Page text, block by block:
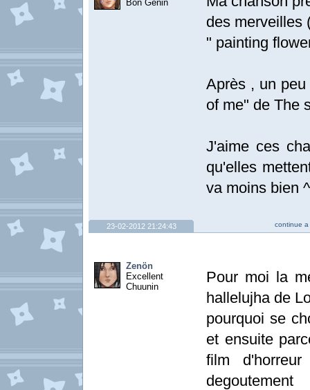
Bon Genin
des merveilles
" painting
Après , un
of me" de The
J'aime ces
qu'elles
va moins bien
continue a
23-02-2012 21:24:43
Zenön
Excellent
Chuunin
Pour moi la
hallelujha de
pourquoi se
et ensuite
film